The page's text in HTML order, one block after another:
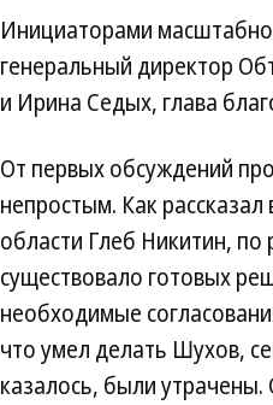
Инициаторами
генеральный директор
и Ирина Седых, глава
От первых обсуждений
непростым. Как
области Глеб Никитин, по
существовало готовых
необходимые
что умел делать Шухов,
казалось, были